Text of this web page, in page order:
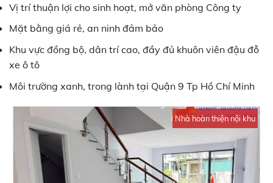
Vị trí thuận lợi cho sinh hoạt, mở văn phòng Công ty
Mặt bằng giá rẻ, an ninh đảm bảo
Khu vực đồng bộ, dân trí cao, đầy đủ khuôn viên đậu đỗ
xe ô tô
Môi trường xanh, trong lành tại Quận 9 Tp Hồ Chí Minh
Nhà hoàn thiện nội khu